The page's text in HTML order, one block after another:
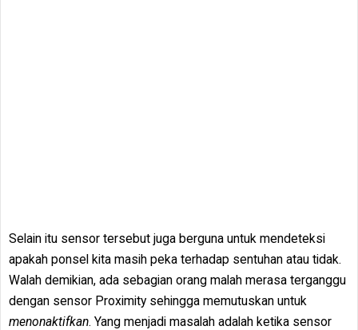
Selain itu sensor tersebut juga berguna untuk mendeteksi
apakah ponsel kita masih peka terhadap sentuhan atau tidak.
Walah demikian, ada sebagian orang malah merasa terganggu
dengan sensor Proximity sehingga memutuskan untuk
menonaktifkan. Yang menjadi masalah adalah ketika sensor